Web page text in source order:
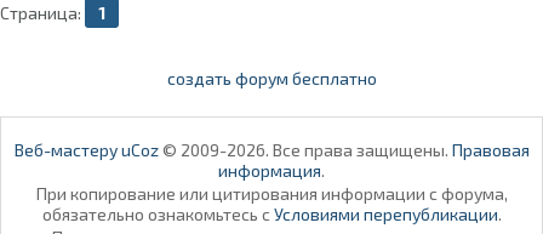
Страница: 1
создать форум бесплатно
Веб-мастеру uCoz© 2009-2026. Все права защищены. Правовая
информация.
При копирование или цитирования информации с форума,
обязательно ознакомьтесь с Условиями перепубликации.